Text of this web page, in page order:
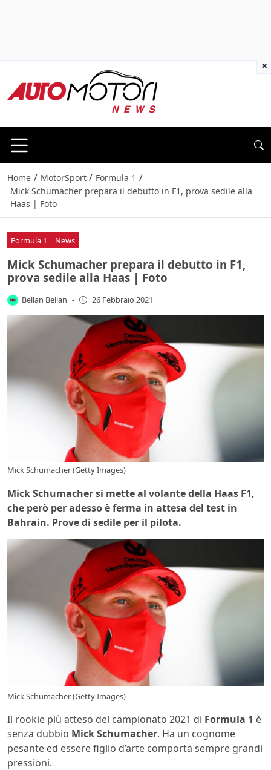
Home / MotorSport / Formula 1 /
Mick Schumacher prepara il debutto in F1, prova sedile alla
Haas | Foto
Formula 1 News
Mick Schumacher prepara il debutto in F1,
prova sedile alla Haas | Foto
Bellan Bellan - 26 Febbraio 2021
Mick Schumacher (Getty Images)
Mick Schumacher si mette al volante della Haas F1,
che però per adesso è ferma in attesa del test in
Bahrain. Prove di sedile per il pilota.
Mick Schumacher (Getty Images)
Il rookie più atteso del campionato 2021 di Formula 1 è
senza dubbio Mick Schumacher. Ha un cognome
pesante ed essere figlio d’arte comporta sempre grandi
pressioni.
×